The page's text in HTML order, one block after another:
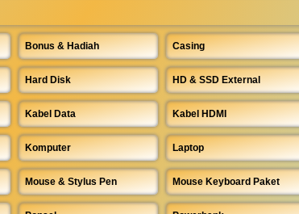
Bonus & Hadiah Casing
Hard Disk HD & SSD External
Kabel Data Kabel HDMI
Komputer Laptop
Mouse & Stylus Pen Mouse Keyboard Paket